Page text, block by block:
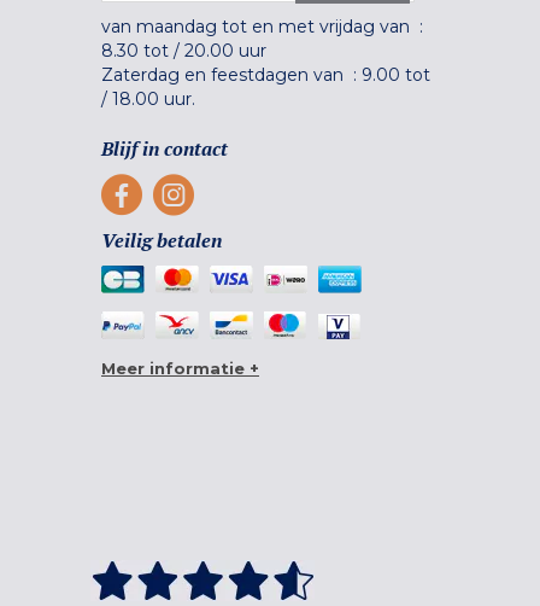
van maandag tot en met vrijdag van :
8.30 tot / 20.00 uur
Zaterdag en feestdagen van : 9.00 tot
/ 18.00 uur.
Blijf in contact
Veilig betalen
Meer informatie +